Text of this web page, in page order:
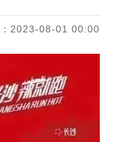
2023-08-01 00:00